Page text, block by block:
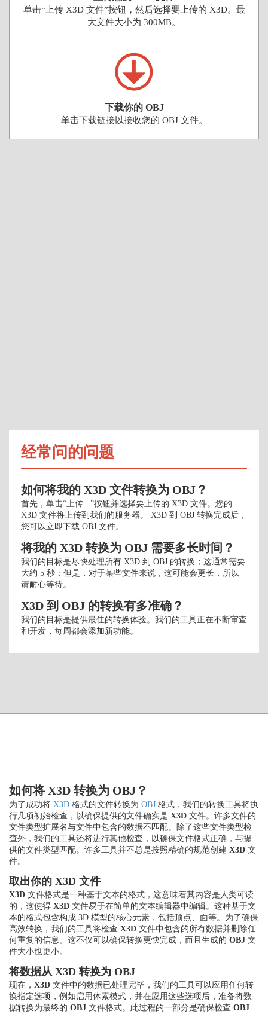
单击“上传 X3D 文件”按钮，然后选择要上传的 X3D。最
大文件大小为 300MB。
下载你的 OBJ
单击下载链接以接收您的 OBJ 文件。
经常问的问题
如何将我的 X3D 文件转换为 OBJ？
首先，单击“上传...”按钮并选择要上传的 X3D 文件。您的
X3D 文件将上传到我们的服务器。 X3D 到 OBJ 转换完成后，
您可以立即下载 OBJ 文件。
将我的 X3D 转换为 OBJ 需要多长时间？
我们的目标是尽快处理所有 X3D 到 OBJ 的转换；这通常需要
大约 5 秒；但是，对于某些文件来说，这可能会更长，所以
请耐心等待。
X3D 到 OBJ 的转换有多准确？
我们的目标是提供最佳的转换体验。我们的工具正在不断审查
和开发，每周都会添加新功能。
如何将 X3D 转换为 OBJ？
为了成功将 X3D 格式的文件转换为 OBJ 格式，我们的转换工具将执
行几项初始检查，以确保提供的文件确实是 X3D 文件。许多文件的
文件类型扩展名与文件中包含的数据不匹配。除了这些文件类型检
查外，我们的工具还将进行其他检查，以确保文件格式正确，与提
供的文件类型匹配。许多工具并不总是按照精确的规范创建 X3D 文
件。
取出你的 X3D 文件
X3D 文件格式是一种基于文本的格式，这意味着其内容是人类可读
的，这使得 X3D 文件易于在简单的文本编辑器中编辑。这种基于文
本的格式包含构成 3D 模型的核心元素，包括顶点、面等。为了确保
高效转换，我们的工具将检查 X3D 文件中包含的所有数据并删除任
何重复的信息。这不仅可以确保转换更快完成，而且生成的 OBJ 文
件大小也更小。
将数据从 X3D 转换为 OBJ
现在， X3D 文件中的数据已处理完毕，我们的工具可以应用任何转
换指定选项，例如启用体素模式，并在应用这些选项后，准备将数
据转换为最终的 OBJ 文件格式。此过程的一部分是确保检查 OBJ